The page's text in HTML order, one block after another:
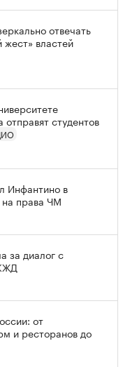
отвечать
жест» властей
отправят студентов
Инфантино в
права ЧМ
за диалог с
от
и ресторанов до